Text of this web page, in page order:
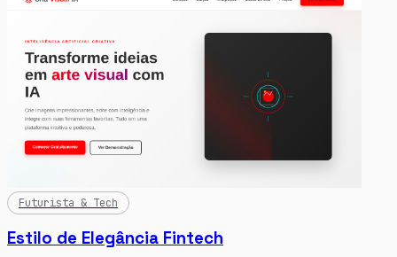
Futurista & Tech
Estilo de Elegância Fintech